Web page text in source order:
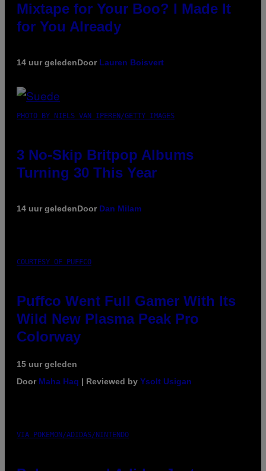
Mixtape for Your Boo? I Made It
for You Already
14 uur geledenDoor Lauren Boisvert
PHOTO BY NIELS VAN IPEREN/GETTY IMAGES
3 No-Skip Britpop Albums
Turning 30 This Year
14 uur geledenDoor Dan Milam
COURTESY OF PUFFCO
Puffco Went Full Gamer With Its
Wild New Plasma Peak Pro
Colorway
15 uur geleden
Door Maha Haq | Reviewed by Ysolt Usigan
VIA POKEMON/ADIDAS/NINTENDO